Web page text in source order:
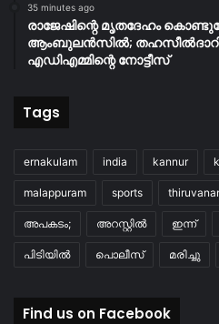
35 minutes ago
രാജേഷിന്റെ മൃതദേഹം
ആംബുലൻസിൽ;
എഡിഎമ്മിന്റെ നോട്ടീസ്
Tags
ernakulam india kannur
malappuram sports
അപകടം; അറസ്റ്റിൽ ഇന്ന്
പിടിയിൽ പൊലീസ് മരിച്ചു
Find us on Facebook